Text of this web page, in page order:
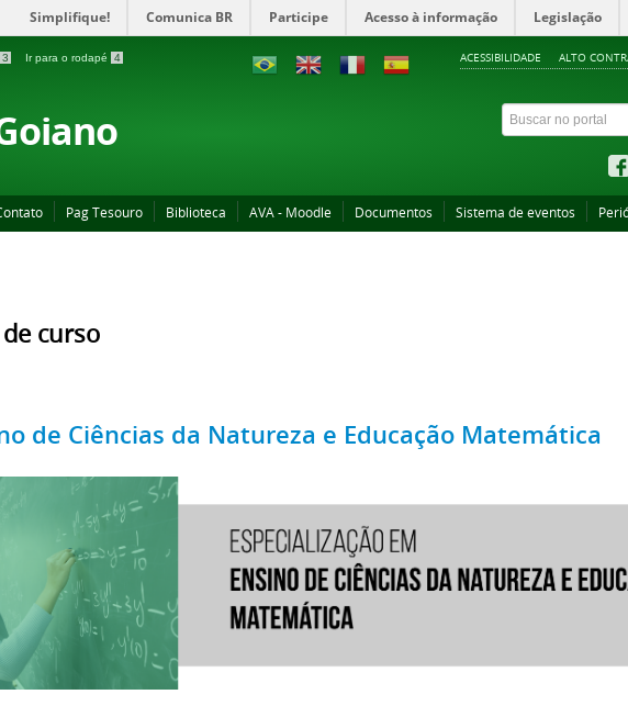
Simplifique! Comunica BR Participe Acesso à informação Legislação
3 Ir para o rodapé 4 ACESSIBILIDADE ALTO
Pag Tesouro Biblioteca AVA - Moodle Documentos Sistema de eventos
curso
de Ciências da Natureza e Educação Matemática